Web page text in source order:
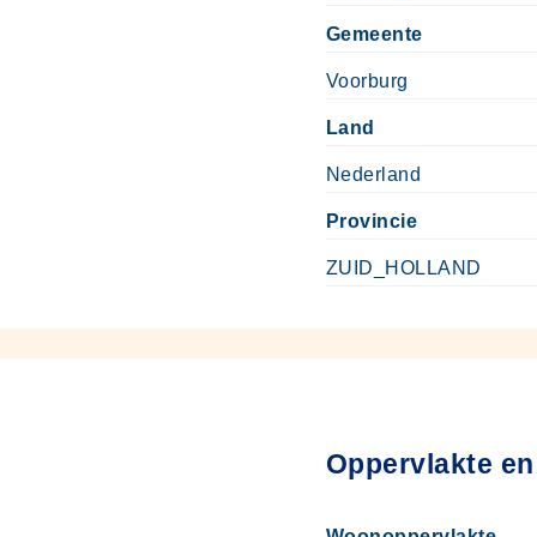
Gemeente
Voorburg
Land
Nederland
Provincie
ZUID_HOLLAND
Oppervlakte